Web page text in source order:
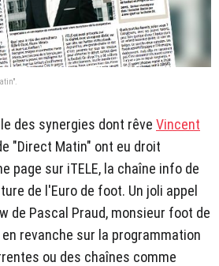
des synergies dont rêve Vincent
"Direct Matin" ont eu droit
page sur iTELE, la chaîne info de
de l'Euro de foot. Un joli appel
de Pascal Praud, monsieur foot de
revanche sur la programmation
ou des chaînes comme